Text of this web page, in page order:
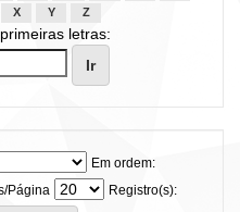
X Y Z
letras:
Em ordem:
Página
Registro(s):